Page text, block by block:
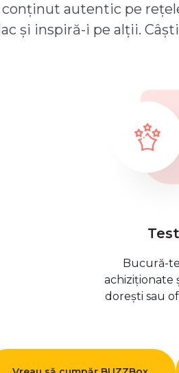
conținut autentic pe
și inspiră-i pe alții.
Bucură-
achiziționate
dorești sau